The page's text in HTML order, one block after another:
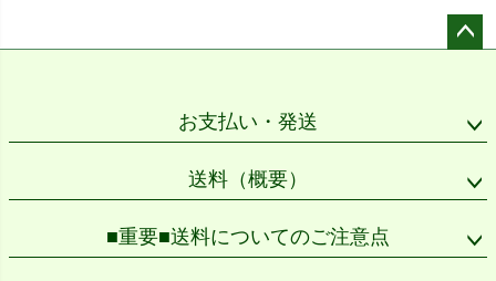
お支払い・発送
送料（概要）
■重要■送料についてのご注意点